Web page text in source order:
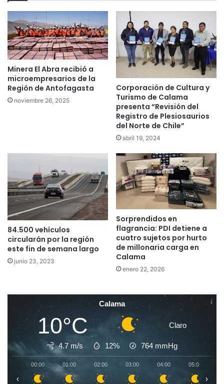
Minera El Abra recibió a
microempresarios de la
Región de Antofagasta
noviembre 26, 2025
Corporación de Cultura y
Turismo de Calama
presenta “Revisión del
Registro de Plesiosaurios
del Norte de Chile”
abril 19, 2024
84.500 vehículos
circularán por la región
este fin de semana largo
junio 23, 2023
Sorprendidos en
flagrancia: PDI detiene a
cuatro sujetos por hurto
de millonaria carga en
Calama
enero 22, 2026
Calama
10°C Claro
4.7 m/s 12% 764 mmHg
00:00 01:00 02:00 03:00 04:00 05:00
‹ ›